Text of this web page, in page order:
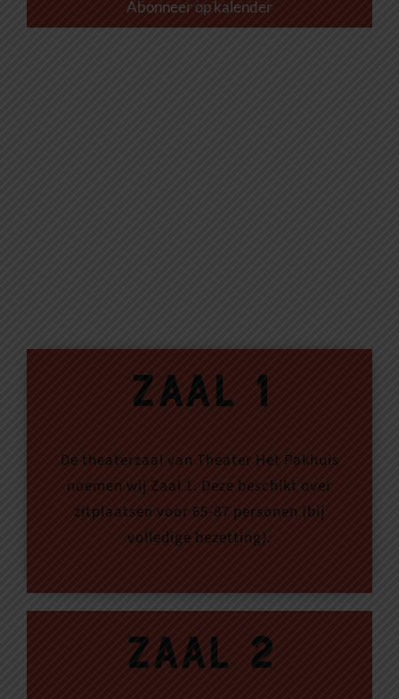
Abonneer op kalender
Zaal 1
De theaterzaal van Theater Het Pakhuis
noemen wij Zaal 1. Deze beschikt over
zitplaatsen voor 65-87 personen (bij
volledige bezetting).
Zaal 2